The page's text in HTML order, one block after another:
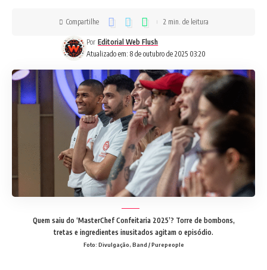
Atualizado em: 8 de outubro de 2025 03:20
Por Editorial Web Flush
Compartilhe 2 min. de leitura
Quem saiu do ‘MasterChef Confeitaria 2025’? Torre de bombons,
tretas e ingredientes inusitados agitam o episódio.
Foto: Divulgação, Band / Purepeople